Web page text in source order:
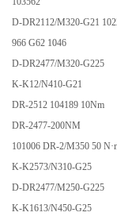
D-DR2112/M320-G21
966 G62 1046
D-DR2477/M320-G225
K-K12/N410-G21
DR-2512 104189 10Nm
DR-2477-200NM
101006 DR-2/M350 50
K-K2573/N310-G25
D-DR2477/M250-G225
K-K1613/N450-G25